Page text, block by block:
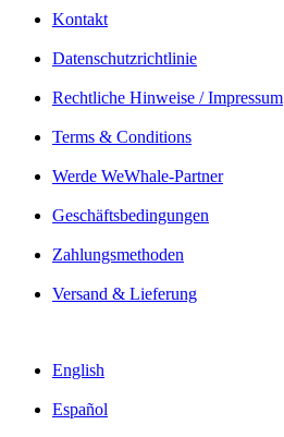
Kontakt
Datenschutzrichtlinie
Rechtliche Hinweise / Impressum
Terms & Conditions
Werde WeWhale-Partner
Geschäftsbedingungen
Zahlungsmethoden
Versand & Lieferung
English
Español